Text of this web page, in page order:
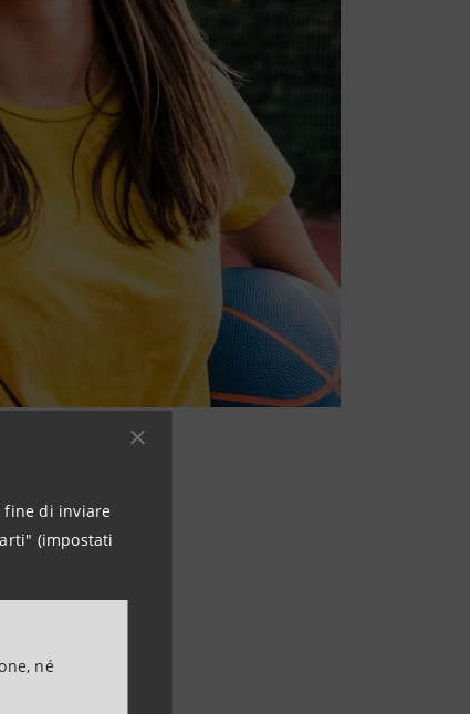
fine di inviare
(impostati
né
italiano